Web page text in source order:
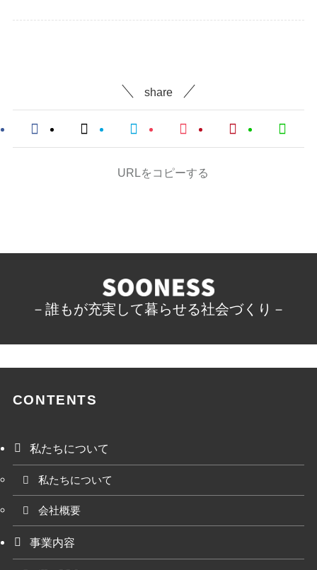
share
URLをコピーする
－誰もが充実して暮らせる社会づくり－
CONTENTS
私たちについて
私たちについて
会社概要
事業内容